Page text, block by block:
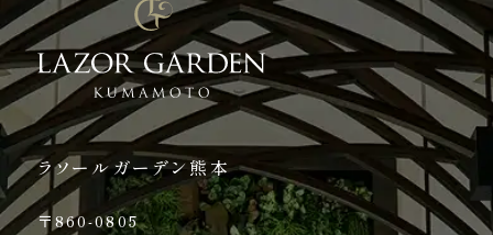
ラソールガーデン熊本
〒860-0805